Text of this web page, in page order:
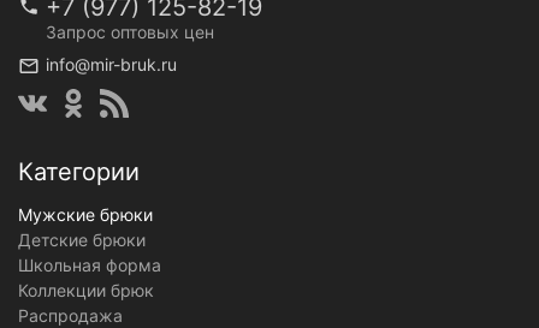
+7 (977) 125-82-19
Запрос оптовых цен
info@mir-bruk.ru
Категории
Мужские брюки
Детские брюки
Школьная форма
Коллекции брюк
Распродажа